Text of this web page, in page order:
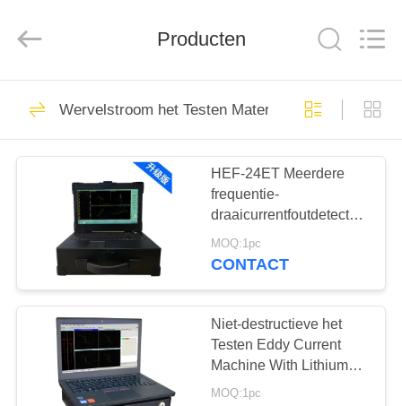
HUIS
PRODUCTEN
ONGEVEER
FABRIEKSREIS
KWALITEITSCONTROLE
CORPORATION.
Ultrasone Fout
Detector
Ultrasoon
diktemeter
64
Producten
Wervelstroom het Testen Materiaal
HEF-24ET Meerdere
frequentie-
draaicurrentfoutdetector
voor ketelbuizen en
warmtewisselaars
MOQ:1pc
CONTACT
Niet-destructieve het
Testen Eddy Current
Machine With Lithium
Batterij
MOQ:1pc